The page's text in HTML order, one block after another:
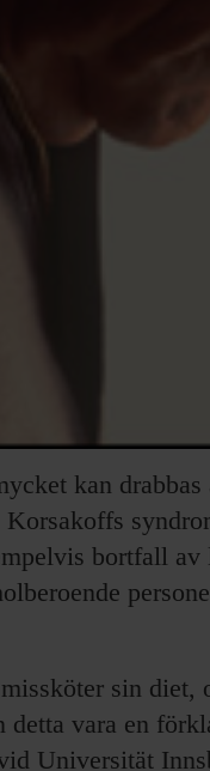
kan
bortfall
sin diet,
detta vara en
Universität